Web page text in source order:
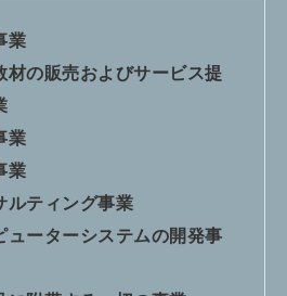
業
材の販売およびサービス提
業
業
ルティング事業
ューターシステムの開発事